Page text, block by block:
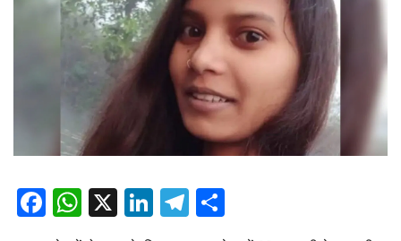
Facebook
WhatsApp
X LinkedIn
Telegram